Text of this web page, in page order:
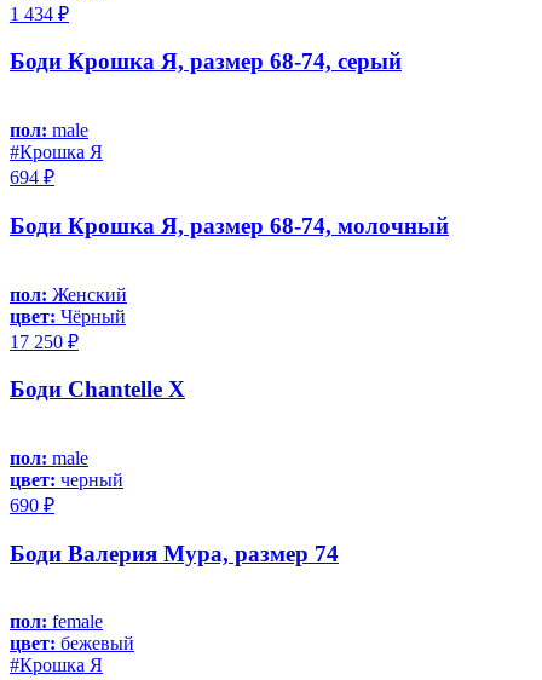
1 434 ₽
Боди Крошка Я, размер 68-74, серый
пол: male
#Крошка Я
694 ₽
Боди Крошка Я, размер 68-74, молочный
пол: Женский
цвет: Чёрный
17 250 ₽
Боди Chantelle X
пол: male
цвет: черный
690 ₽
Боди Валерия Мура, размер 74
пол: female
цвет: бежевый
#Крошка Я